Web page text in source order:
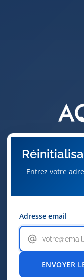
Entrez votre
Adresse email
ENVOYER